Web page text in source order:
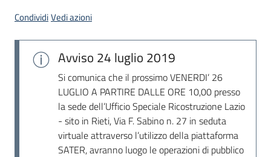
su
CondividiVedi azioni
Avviso 24 luglio 2019
Si comunica che il prossimo VENERDI’ 26
LUGLIO A PARTIRE DALLE ORE 10,00 presso
la sede dell’Ufficio Speciale Ricostruzione Lazio
- sito in Rieti, Via F. Sabino n. 27 in seduta
virtuale attraverso l’utilizzo della piattaforma
SATER, avranno luogo le operazioni di pubblico